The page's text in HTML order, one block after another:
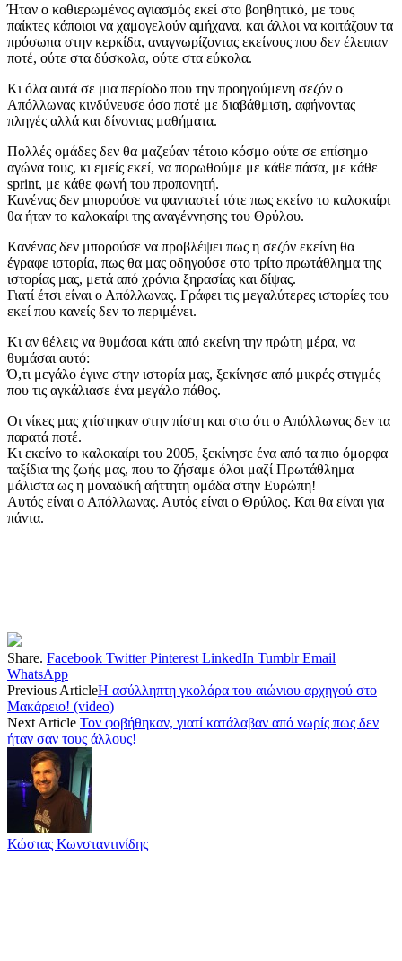
Ήταν ο καθιερωμένος αγιασμός εκεί στο βοηθητικό, με τους
παίκτες κάποιοι να χαμογελούν αμήχανα, και άλλοι να κοιτάζουν τα
πρόσωπα στην κερκίδα, αναγνωρίζοντας εκείνους που δεν έλειπαν
ποτέ, ούτε στα δύσκολα, ούτε στα εύκολα.
Κι όλα αυτά σε μια περίοδο που την προηγούμενη σεζόν ο
Απόλλωνας κινδύνευσε όσο ποτέ με διαβάθμιση, αφήνοντας
πληγές αλλά και δίνοντας μαθήματα.
Πολλές ομάδες δεν θα μαζεύαν τέτοιο κόσμο ούτε σε επίσημο
αγώνα τους, κι εμείς εκεί, να πορωθούμε με κάθε πάσα, με κάθε
sprint, με κάθε φωνή του προπονητή.
Κανένας δεν μπορούσε να φανταστεί τότε πως εκείνο το καλοκαίρι
θα ήταν το καλοκαίρι της αναγέννησης του Θρύλου.
Κανένας δεν μπορούσε να προβλέψει πως η σεζόν εκείνη θα
έγραφε ιστορία, πως θα μας οδηγούσε στο τρίτο πρωτάθλημα της
ιστορίας μας, μετά από χρόνια ξηρασίας και δίψας.
Γιατί έτσι είναι ο Απόλλωνας. Γράφει τις μεγαλύτερες ιστορίες του
εκεί που κανείς δεν το περιμένει.
Κι αν θέλεις να θυμάσαι κάτι από εκείνη την πρώτη μέρα, να
θυμάσαι αυτό:
Ό,τι μεγάλο έγινε στην ιστορία μας, ξεκίνησε από μικρές στιγμές
που τις αγκάλιασε ένα μεγάλο πάθος.
Οι νίκες μας χτίστηκαν στην πίστη και στο ότι ο Απόλλωνας δεν τα
παρατά ποτέ.
Κι εκείνο το καλοκαίρι του 2005, ξεκίνησε ένα από τα πιο όμορφα
ταξίδια της ζωής μας, που το ζήσαμε όλοι μαζί Πρωτάθλημα
μάλιστα ως η μοναδική αήττητη ομάδα στην Ευρώπη!
Αυτός είναι ο Απόλλωνας. Αυτός είναι ο Θρύλος. Και θα είναι για
πάντα.
Share. Facebook Twitter Pinterest LinkedIn Tumblr Email
WhatsApp
Previous ArticleΗ ασύλληπτη γκολάρα του αιώνιου αρχηγού στο
Μακάρειο! (video)
Next Article Τον φοβήθηκαν, γιατί κατάλαβαν από νωρίς πως δεν
ήταν σαν τους άλλους!
Κώστας Κωνσταντινίδης